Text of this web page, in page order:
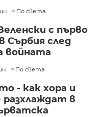
По света
с първо
Сърбия след
войната
По света
- как хора и
в